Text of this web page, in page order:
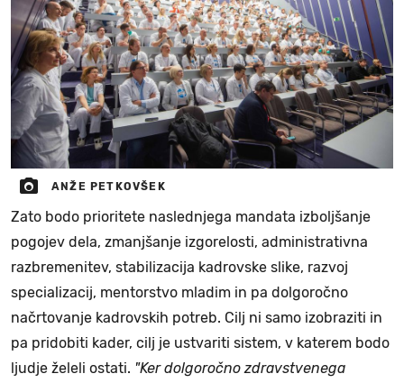
ANŽE PETKOVŠEK
Zato bodo prioritete naslednjega mandata izboljšanje
pogojev dela, zmanjšanje izgorelosti, administrativna
razbremenitev, stabilizacija kadrovske slike, razvoj
specializacij, mentorstvo mladim in pa dolgoročno
načrtovanje kadrovskih potreb. Cilj ni samo izobraziti in
pa pridobiti kader, cilj je ustvariti sistem, v katerem bodo
ljudje želeli ostati. "Ker dolgoročno zdravstvenega